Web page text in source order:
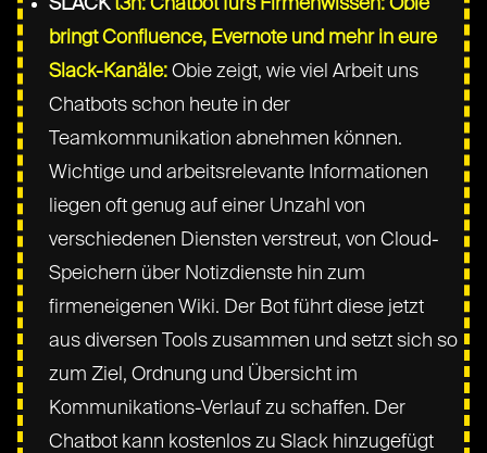
bringt Confluence, Evernote und mehr in eure
Slack-Kanäle: Obie zeigt, wie viel Arbeit uns
Chatbots schon heute in der
Teamkommunikation abnehmen können.
Wichtige und arbeitsrelevante Informationen
liegen oft genug auf einer Unzahl von
verschiedenen Diensten verstreut, von Cloud-
Speichern über Notizdienste hin zum
firmeneigenen Wiki. Der Bot führt diese jetzt
aus diversen Tools zusammen und setzt sich so
zum Ziel, Ordnung und Übersicht im
Kommunikations-Verlauf zu schaffen. Der
Chatbot kann kostenlos zu Slack hinzugefügt